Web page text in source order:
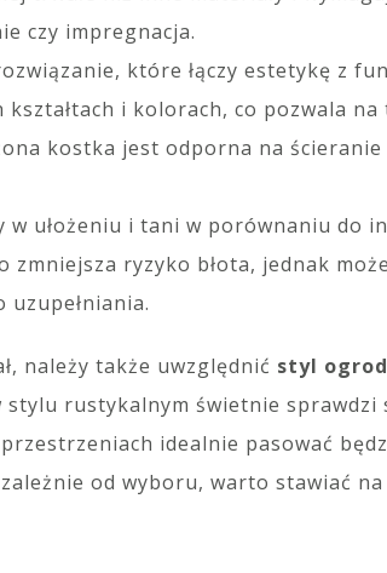
czy impregnacja.
które łączy estetykę z
i kolorach, co pozwala na
kostka jest odporna na
w ułożeniu i tani w porównaniu do
zmniejsza ryzyko błota, jednak
należy także uwzględnić styl
stylu rustykalnym świetnie sprawdzi
idealnie pasować
od wyboru, warto stawiać